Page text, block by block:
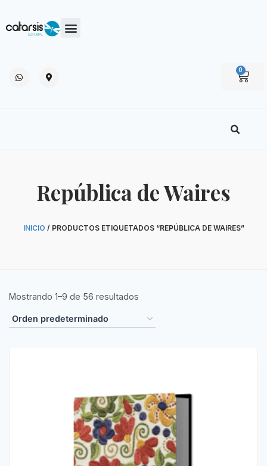
0
República de Waires
INICIO / PRODUCTOS ETIQUETADOS “REPÚBLICA DE WAIRES”
Mostrando 1–9 de 56 resultados